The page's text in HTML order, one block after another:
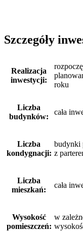
Szczegóły
Realizacja
inwestycji:
roku
Liczba
budynków:
cała
Liczba
kondygnacji:
budynki
z
Liczba
mieszkań:
cała
Wysokość
pomieszczeń:
w